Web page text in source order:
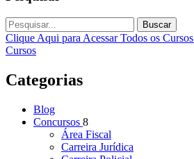
Buscar
Clique Aqui para Acessar Todos os Cursos
Cursos
Categorias
Blog
Concursos 8
Área Fiscal
Carreira Jurídica